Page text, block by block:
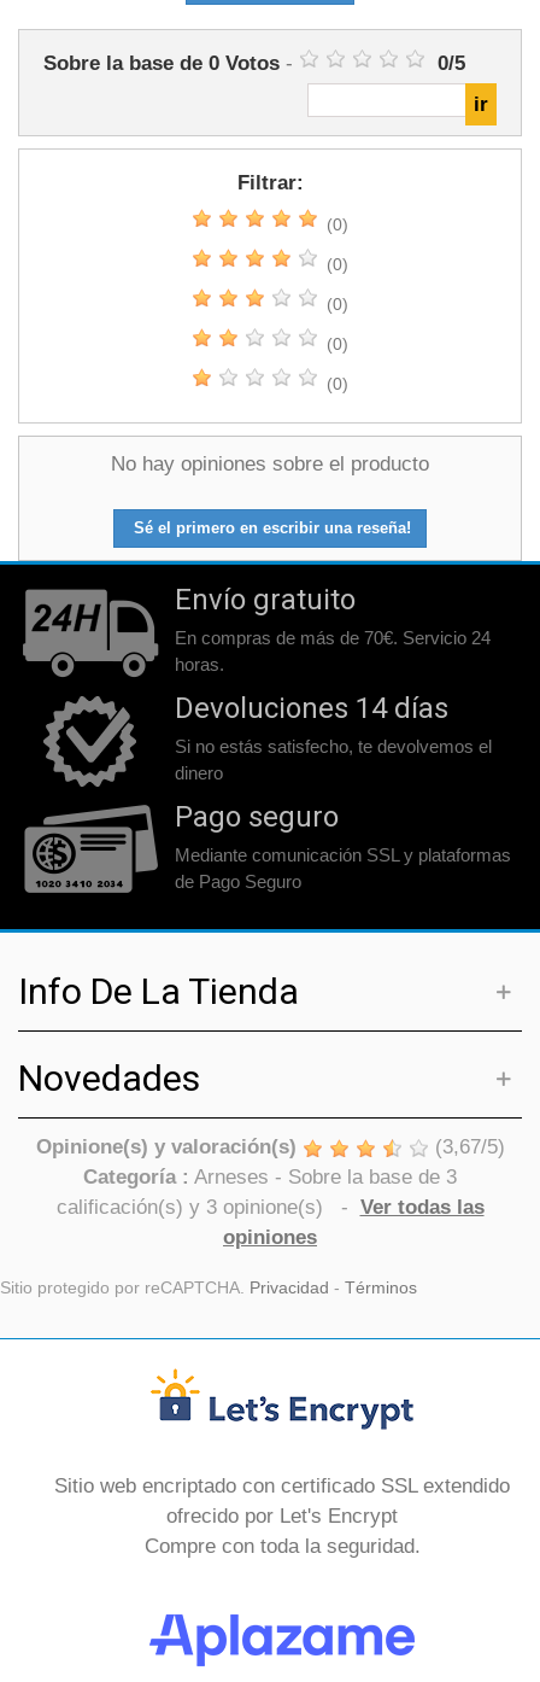
Sobre la base de 0 Votos - 0/5
Filtrar:
(0)
(0)
(0)
(0)
(0)
No hay opiniones sobre el producto
Sé el primero en escribir una reseña!
Envío gratuito
En compras de más de 70€. Servicio 24
horas.
Devoluciones 14 días
Si no estás satisfecho, te devolvemos el
dinero
Pago seguro
Mediante comunicación SSL y plataformas
de Pago Seguro
Info De La Tienda
Novedades
Opinione(s) y valoración(s) (3,67/5)
Categoría : Arneses - Sobre la base de 3
calificación(s) y 3opinione(s) - Ver todas las
opiniones
Sitio protegido por reCAPTCHA. Privacidad - Términos
Sitio web encriptado con certificado SSL extendido
ofrecido por Let's Encrypt
Compre con toda la seguridad.